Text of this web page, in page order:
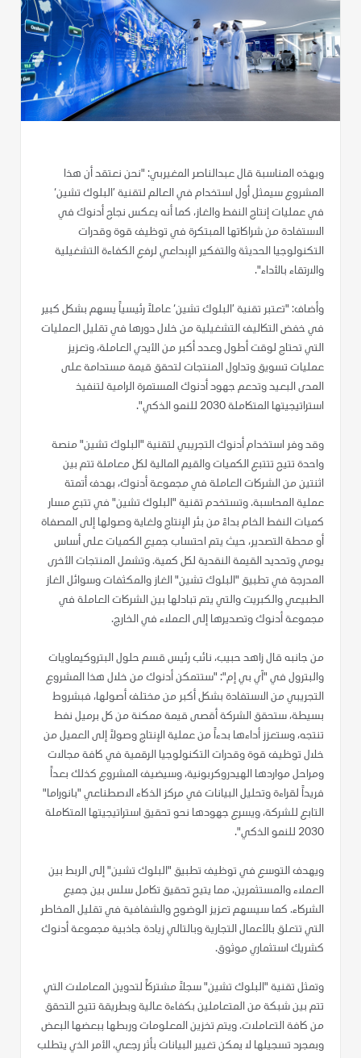
وبهذه المناسبة قال عبدالناصر المغيربي: "نحن نعتقد أن هذا
المشروع سيمثل أول استخدام في العالم لتقنية ’البلوك تشين‘
في عمليات إنتاج النفط والغاز، كما أنه يعكس نجاح أدنوك في
الاستفادة من شراكاتها المبتكرة في توظيف قوة وقدرات
التكنولوجيا الحديثة والتفكير الإبداعي لرفع الكفاءة التشغيلية
والارتقاء بالأداء".
وأضاف: "تعتبر تقنية ’البلوك تشين‘ عاملاً رئيسياً يسهم بشكل كبير
في خفض التكاليف التشغيلية من خلال دورها في تقليل العمليات
التي تحتاج لوقت أطول وعدد أكبر من الأيدي العاملة، وتعزيز
عمليات تسويق وتداول المنتجات لتحقق قيمة مستدامة على
المدى البعيد وتدعم جهود أدنوك المستمرة الرامية لتنفيذ
استراتيجيتها المتكاملة 2030 للنمو الذكي".
وقد وفر استخدام أدنوك التجريبي لتقنية "البلوك تشين" منصة
واحدة تتيح تتتبع الكميات والقيم المالية لكل معاملة تتم بين
اثنتين من الشركات العاملة في مجموعة أدنوك، بهدف أتمتة
عملية المحاسبة. وتستخدم تقنية "البلوك تشين" في تتبع مسار
كميات النفط الخام بداءً من بئر الإنتاج ولغاية وصولها إلى المصفاة
أو محطة التصدير، حيث يتم احتساب جميع الكميات على أساس
يومي وتحديد القيمة النقدية لكل كمية. وتشمل المنتجات الأخرى
المدرجة في تطبيق "البلوك تشين" الغاز والمكثفات وسوائل الغاز
الطبيعي والكبريت والتي يتم تبادلها بين الشركات العاملة في
مجموعة أدنوك وتصديرها إلى العملاء في الخارج.
من جانبه قال زاهد حبيب، نائب رئيس قسم حلول البتروكيماويات
والبترول في "آي بي إم": "ستتمكن أدنوك من خلال هذا المشروع
التجريبي من الاستفادة بشكل أكبر من مختلف أصولها، فبشروط
بسيطة، ستحقق الشركة أقصى قيمة ممكنة من كل برميل نفط
تنتجه، وستعزز أداءها بدءاً من عملية الإنتاج وصولاً إلى العميل من
خلال توظيف قوة وقدرات التكنولوجيا الرقمية في كافة مجالات
ومراحل مواردها الهيدروكربونية، وسيضيف المشروع كذلك بعداً
فريداً لقراءة وتحليل البيانات في مركز الذكاء الاصطناعي "بانوراما"
التابع للشركة، ويسرع جهودها نحو تحقيق استراتيجيتها المتكاملة
2030 للنمو الذكي".
ويهدف التوسع في توظيف تطبيق "البلوك تشين" إلى الربط بين
العملاء والمستثمرين، مما يتيح تحقيق تكامل سلس بين جميع
الشركاء. كما سيسهم تعزيز الوضوح والشفافية في تقليل المخاطر
التي تتعلق بالأعمال التجارية وبالتالي زيادة جاذبية مجموعة أدنوك
كشريك استثماري موثوق.
وتمثل تقنية "البلوك تشين" سجلاً مشتركاً لتدوين المعاملات التي
تتم بين شبكة من المتعاملين بكفاءة عالية وبطريقة تتيح التحقق
من كافة التعاملات. ويتم تخزين المعلومات وربطها ببعضها البعض
وبمجرد تسجيلها لا يمكن تغيير البيانات بأثر رجعي، الأمر الذي يتطلب